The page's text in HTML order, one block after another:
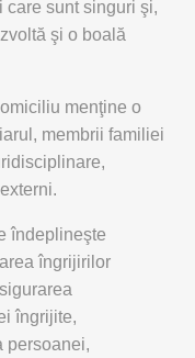
sunt singuri şi,
şi o boală
menţine o
membrii familiei
îngrijirilor
îngrijite,
persoanei,